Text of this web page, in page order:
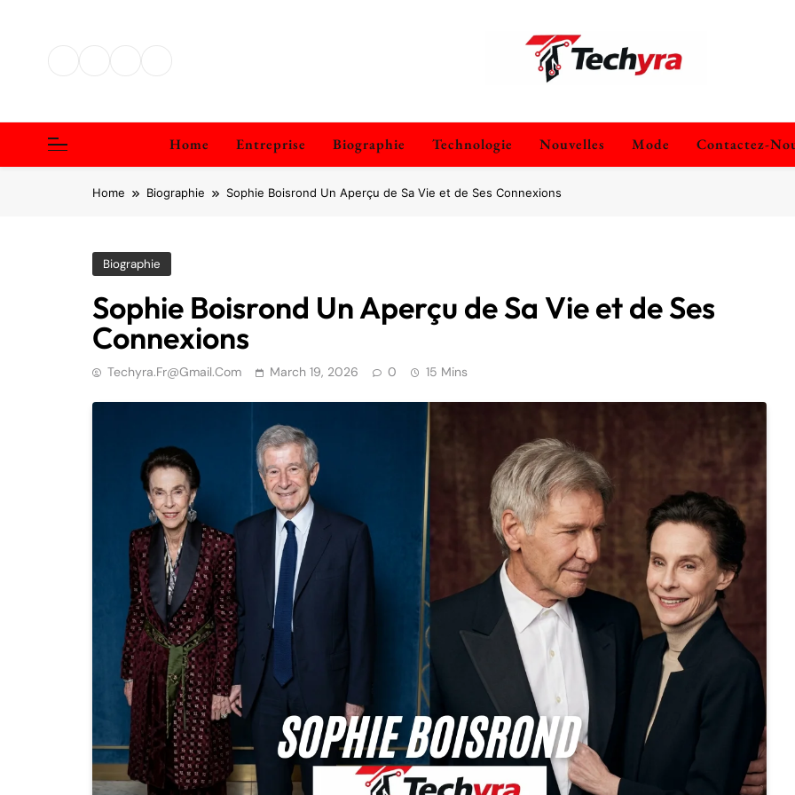
Home Entreprise Biographie Technologie Nouvelles Mode Contactez-
Home Biographie Sophie Boisrond Un Aperçu de Sa Vie et de Ses Connexions
Biographie
Sophie Boisrond Un Aperçu de Sa Vie et de Ses
Connexions
Techyra.fr@gmail.com March 19, 2026 0 15 Mins